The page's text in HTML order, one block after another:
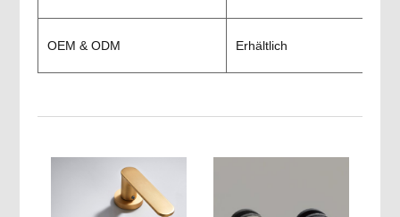
OEM & ODM Erhältlich